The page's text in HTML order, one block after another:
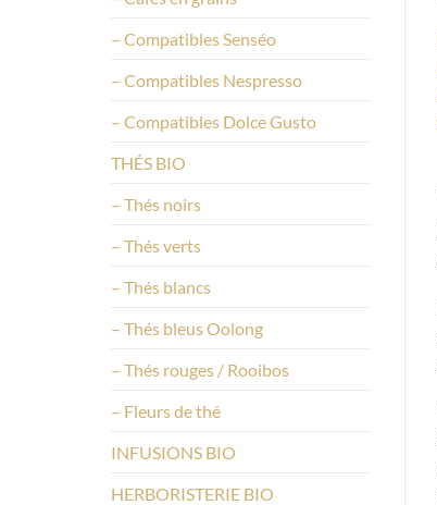
– Compatibles Senséo
– Compatibles Nespresso
– Compatibles Dolce Gusto
THÉS BIO
– Thés noirs
– Thés verts
– Thés blancs
– Thés bleus Oolong
– Thés rouges / Rooibos
– Fleurs de thé
INFUSIONS BIO
HERBORISTERIE BIO